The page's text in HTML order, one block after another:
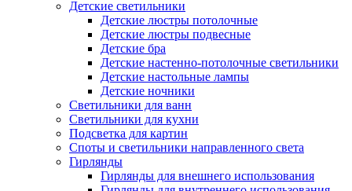
Детские светильники
Детские люстры потолочные
Детские люстры подвесные
Детские бра
Детские настенно-потолочные светильники
Детские настольные лампы
Детские ночники
Светильники для ванн
Светильники для кухни
Подсветка для картин
Споты и светильники направленного света
Гирлянды
Гирлянды для внешнего использования